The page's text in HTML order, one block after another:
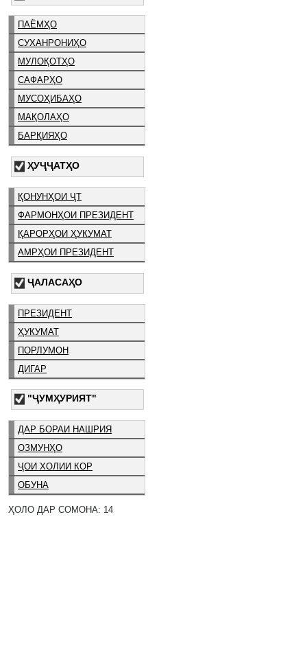
ПАЁМҲО
СУХАНРОНИҲО
МУЛОҚОТҲО
САФАРҲО
МУСОҲИБАҲО
МАҚОЛАҲО
БАРҚИЯҲО
ҲУҶҶАТҲО
ҚОНУНҲОИ ҶТ
ФАРМОНҲОИ ПРЕЗИДЕНТ
ҚАРОРҲОИ ҲУКУМАТ
АМРҲОИ ПРЕЗИДЕНТ
ҶАЛАСАҲО
ПРЕЗИДЕНТ
ҲУКУМАТ
ПОРЛУМОН
ДИГАР
"ҶУМҲУРИЯТ"
ДАР БОРАИ НАШРИЯ
ОЗМУНҲО
ҶОИ ХОЛИИ КОР
ОБУНА
ҲОЛО ДАР СОМОНА: 14